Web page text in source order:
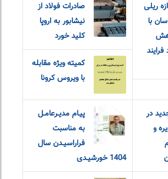
ریلی
با
صادرات فولاد از
نیشابور به اروپا
کلید خورد
کمیته ویژه مقابله
با ویروس کرونا
در
و
پیـام مدیـرعامـل
به مناسبت
فراراسیـدن سال
1404 خورشیـدی